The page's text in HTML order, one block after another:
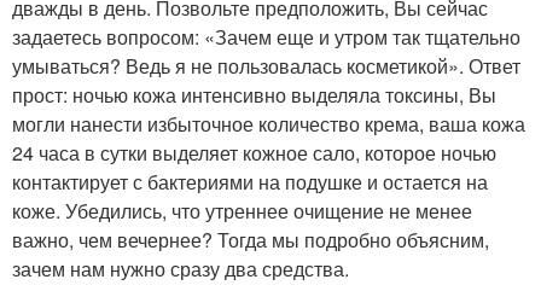
дважды в день. Позвольте предположить, Вы сейчас
задаетесь вопросом: «Зачем еще и утром так тщательно
умываться? Ведь я не пользовалась косметикой». Ответ
прост: ночью кожа интенсивно выделяла токсины, Вы
могли нанести избыточное количество крема, ваша кожа
24 часа в сутки выделяет кожное сало, которое ночью
контактирует с бактериями на подушке и остается на
коже. Убедились, что утреннее очищение не менее
важно, чем вечернее? Тогда мы подробно объясним,
зачем нам нужно сразу два средства.